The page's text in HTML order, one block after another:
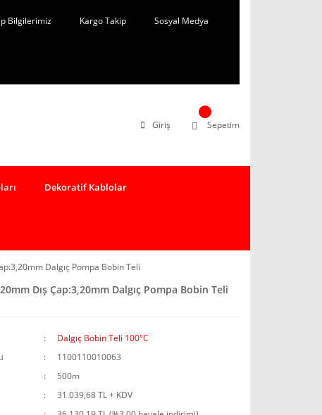
Bilgilerimiz Kargo Takip Sosyal Medya
Giriş Sepetim
Dekoratif Kablolar
Dalgıç Pompa Bobin Teli
Dış Çap:3,20mm Dalgıç Pompa Bobin Teli
Dalgıç Bobin Teli 100°C
1100110010063
500m
31.039,68 TL + KDV